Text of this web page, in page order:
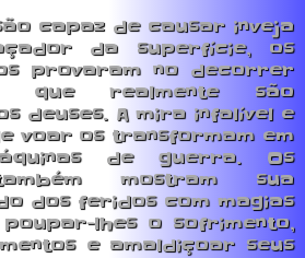
capaz de causar inveja
da superfície, os
provaram no decorrer
que realmente são
deuses. A mira infalível e
voar os transformam em
de guerra. Os
mostram sua
dos feridos com magias
lhes o sofrimento,
e amaldiçoar seus